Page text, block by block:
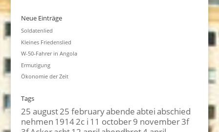
Neue Einträge
Soldatenlied
Kleines Friedenslied
W-50-Fahrer in Angola
Ermutigung
Ökonomie der Zeit
Tags
25 august25 februaryabendeabteiabschied
nehmen 19142c i 11 october9 november3f